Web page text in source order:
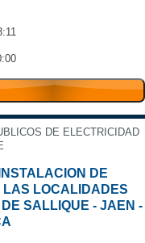
DE ELECTRICIDAD
DE
LAS LOCALIDADES
SALLIQUE - JAEN -